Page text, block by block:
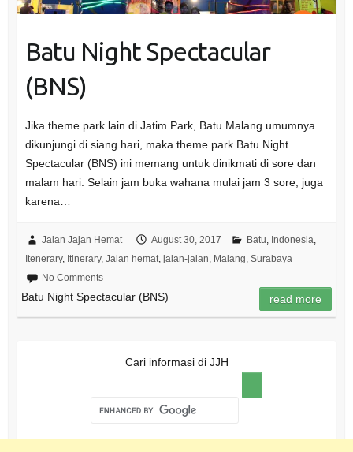
Batu Night Spectacular
(BNS)
Jika theme park lain di Jatim Park, Batu Malang umumnya
dikunjungi di siang hari, maka theme park Batu Night
Spectacular (BNS) ini memang untuk dinikmati di sore dan
malam hari. Selain jam buka wahana mulai jam 3 sore, juga
karena…
Jalan Jajan Hemat August 30, 2017 Batu Indonesia
Itenerary, Itinerary, Jalan hemat, jalan-jalan Malang Surabaya
No Comments
Batu Night Spectacular (BNS) read more
Cari informasi di JJH